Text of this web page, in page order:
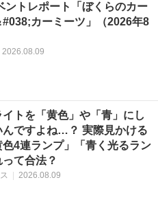
ントレポート「ぼくらのカー
#038;カーミーツ」（2026年8
2026.08.09
トを「黄色」や「青」にし
んですよね…？ 実際見かける
色4連ランプ」「青く光るラン
て合法？
2026.08.09